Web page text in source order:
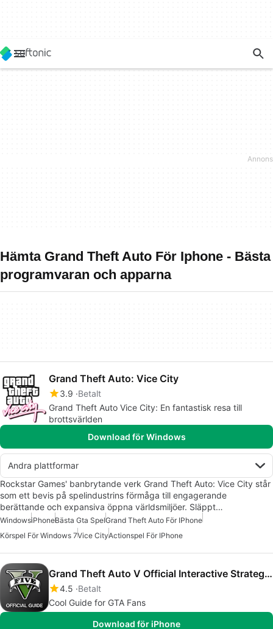
Hämta Grand Theft Auto För Iphone - Bästa
programvaran och apparna
Grand Theft Auto: Vice City
3.9 Betalt
Grand Theft Auto Vice City: En fantastisk resa till
brottsvärlden
Download för Windows
Andra plattformar
Rockstar Games' banbrytande verk Grand Theft Auto: Vice City står
som ett bevis på spelindustrins förmåga till engagerande
berättande och expansiva öppna världsmiljöer. Släppt…
WindowsiPhoneBästa Gta SpelGrand Theft Auto För IPhone
Körspel För Windows 7Vice CityActionspel För IPhone
Grand Theft Auto V Official Interactive Strategy Guide
4.5 Betalt
Cool Guide for GTA Fans
Download för iPhone